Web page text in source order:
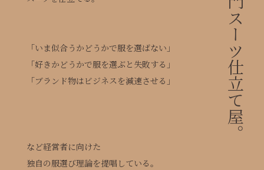
「いま似合うかどうかで服を選ばない」
「好きかどうかで服を選ぶと失敗する」
「ブランド物はビジネスを減速させる」
など経営者に向けた
独自の服選び理論を提唱している。